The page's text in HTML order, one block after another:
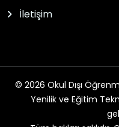
İletişim
© 2026 Okul Dışı
Yenilik ve Eğitim